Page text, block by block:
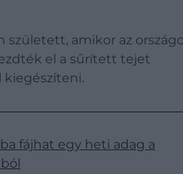
született, amikor az
el a sűrített tejet
kiegészíteni.
fájhat egy heti adag a